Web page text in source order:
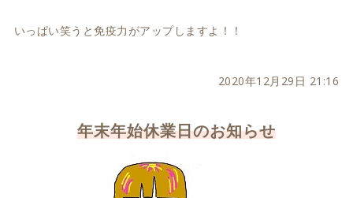
いっぱい笑うと免疫力がアップしますよ！！
2020年12月29日 21:16
年末年始休業日のお知らせ